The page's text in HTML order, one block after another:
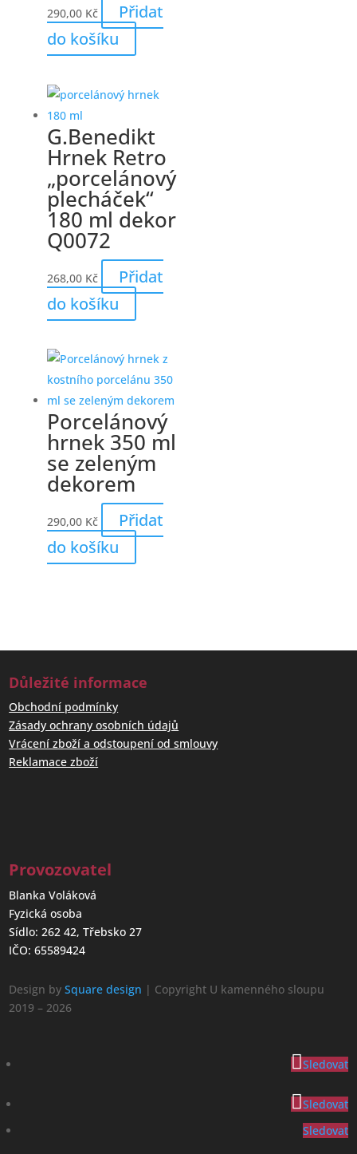
290,00 Kč
Přidat
do košíku
G.Benedikt
Hrnek Retro
„porcelánový
plecháček“
180 ml dekor
Q0072
268,00 Kč
Přidat
do košíku
Porcelánový
hrnek 350 ml
se zeleným
dekorem
290,00 Kč
Přidat
do košíku
Důležité informace
Obchodní podmínky
Zásady ochrany osobních údajů
Vrácení zboží a odstoupení od smlouvy
Reklamace zboží
Provozovatel
Blanka Voláková
Fyzická osoba
Sídlo: 262 42, Třebsko 27
Design bySquare design
Sledovat